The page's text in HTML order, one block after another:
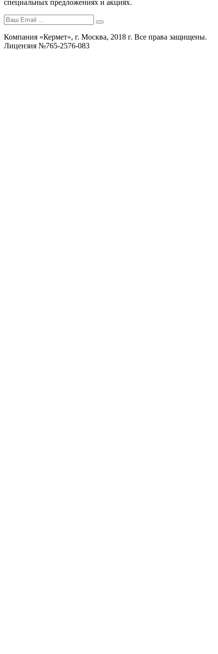
специальных предложениях и акциях.
Компания «Кермет», г. Москва, 2018 г. Все права защищены.
Лицензия №765-2576-083